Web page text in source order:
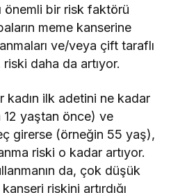
önemli bir risk faktörü
meme kanserine
ve/veya çift taraflı
daha da artıyor.
kadın ilk adetini ne kadar
yaştan önce) ve
girerse (örneğin 55 yaş),
riski o kadar artıyor.
da, çok düşük
riskini artırdığı